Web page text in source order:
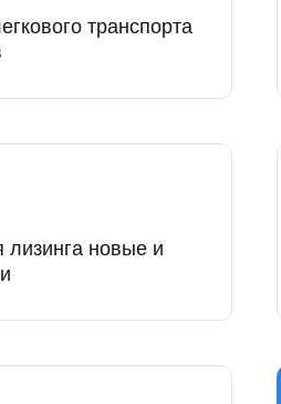
транспорта
лизинга новые и